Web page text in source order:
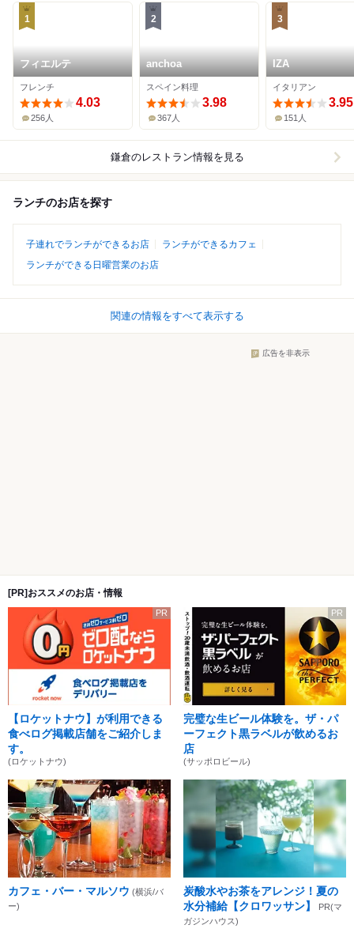
1
フィエルテ
フレンチ
4.03
256人
2
anchoa
スペイン料理
3.98
367人
3
IZA
イタリアン
3.95
151人
鎌倉のレストラン情報を見る
ランチのお店を探す
子連れでランチができるお店
ランチができるカフェ
ランチができる日曜営業のお店
関連の情報をすべて表示する
広告を非表示
[PR]おススメのお店・情報
PR
【ロケットナウ】が利用できる
食べログ掲載店舗をご紹介しま
す。
(ロケットナウ)
PR
完璧な生ビール体験を。ザ・パ
ーフェクト黒ラベルが飲めるお
店
(サッポロビール)
カフェ・バー・マルソウ (横浜/バ
ー)
炭酸水やお茶をアレンジ！夏の
水分補給【クロワッサン】
PR(マ
ガジンハウス)